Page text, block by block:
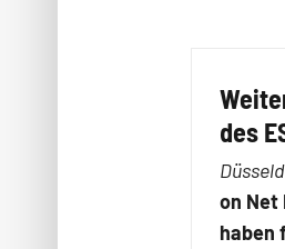
des
on Net
haben